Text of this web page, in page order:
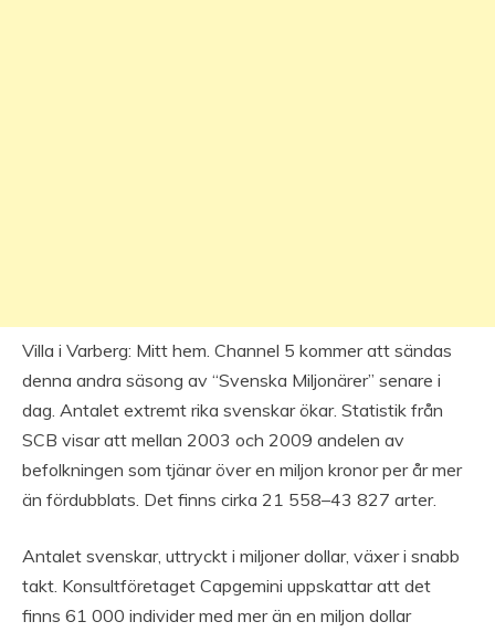
Villa i Varberg: Mitt hem. Channel 5 kommer att sändas
denna andra säsong av “Svenska Miljonärer” senare i
dag. Antalet extremt rika svenskar ökar. Statistik från
SCB visar att mellan 2003 och 2009 andelen av
befolkningen som tjänar över en miljon kronor per år mer
än fördubblats. Det finns cirka 21 558–43 827 arter.
Antalet svenskar, uttryckt i miljoner dollar, växer i snabb
takt. Konsultföretaget Capgemini uppskattar att det
finns 61 000 individer med mer än en miljon dollar